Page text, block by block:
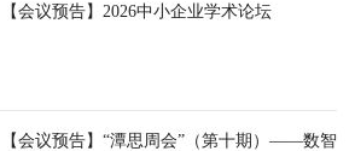
【会议预告】2026中小企业学术论坛
【会议预告】“潭思周会”（第十期）——数智